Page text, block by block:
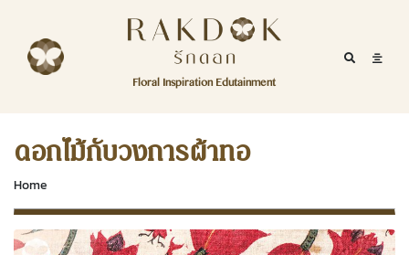
RakDok (รักดอก)
Floral Inspiration Edutainment
Mobile
RakDok
Menu
MAGAZINE
EDUTAINMENT
RAKDOK
ดอกไม้กับวงการผ้าทอ
Home